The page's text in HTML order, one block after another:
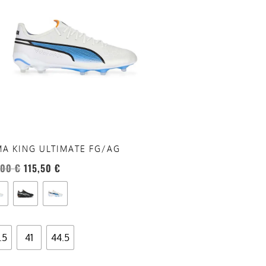
KING ULTIMATE FG/AG
€ 115,50 €
41 44.5